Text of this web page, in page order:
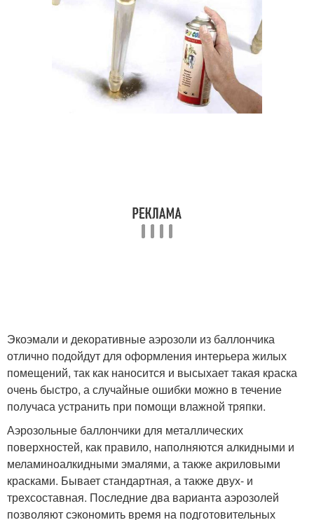
Экоэмали и декоративные аэрозоли из баллончика
отлично подойдут для оформления интерьера жилых
помещений, так как наносится и высыхает такая краска
очень быстро, а случайные ошибки можно в течение
получаса устранить при помощи влажной тряпки.
Аэрозольные баллончики для металлических
поверхностей, как правило, наполняются алкидными и
меламиноалкидными эмалями, а также акриловыми
красками. Бывает стандартная, а также двух- и
трехсоставная. Последние два варианта аэрозолей
позволяют сэкономить время на подготовительных